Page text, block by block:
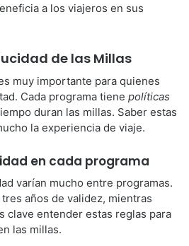
a los viajeros en sus
de las Millas
muy importante para quienes
Cada programa tiene políticas
duran las millas. Saber estas
la experiencia de viaje.
en cada programa
varían mucho entre programas.
años de validez, mientras
clave entender estas reglas para
las millas.